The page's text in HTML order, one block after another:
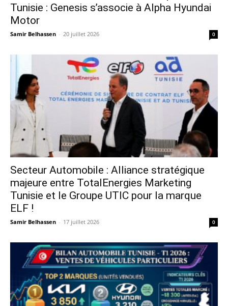
Tunisie : Genesis s’associe à Alpha Hyundai
Motor
Samir Belhassen - 20 juillet 2026 0
Secteur Automobile : Alliance stratégique
majeure entre TotalEnergies Marketing
Tunisie et le Groupe UTIC pour la marque
ELF !
Samir Belhassen - 17 juillet 2026 0